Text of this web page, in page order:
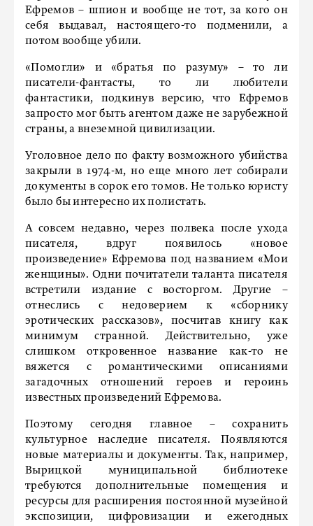
Ефремов – шпион и вообще не тот, за кого он
себя выдавал, настоящего-то подменили, а
потом вообще убили.
«Помогли» и «братья по разуму» – то ли
писатели-фантасты, то ли любители
фантастики, подкинув версию, что Ефремов
запросто мог быть агентом даже не зарубежной
страны, а внеземной цивилизации.
Уголовное дело по факту возможного убийства
закрыли в 1974-м, но еще много лет собирали
документы в сорок его томов. Не только юристу
было бы интересно их полистать.
А совсем недавно, через полвека после ухода
писателя, вдруг появилось «новое
произведение» Ефремова под названием «Мои
женщины». Одни почитатели таланта писателя
встретили издание с восторгом. Другие –
отнеслись с недоверием к «сборнику
эротических рассказов», посчитав книгу как
минимум странной. Действительно, уже
слишком откровенное название как-то не
вяжется с романтическими описаниями
загадочных отношений героев и героинь
известных произведений Ефремова.
Поэтому сегодня главное – сохранить
культурное наследие писателя. Появляются
новые материалы и документы. Так, например,
Вырицкой муниципальной библиотеке
требуются дополнительные помещения и
ресурсы для расширения постоянной музейной
экспозиции, цифровизации и ежегодных